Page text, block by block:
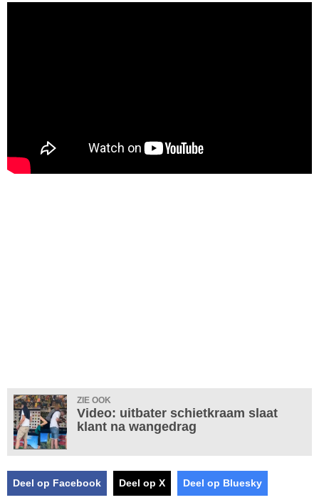
ZIE OOK
Video: uitbater schietkraam slaat
klant na wangedrag
Deel op Facebook Deel op X Deel op Bluesky